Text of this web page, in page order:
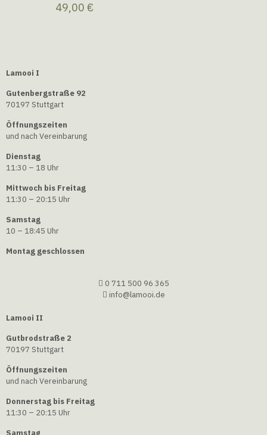
49,00 €
Lamooi I
Gutenbergstraße 92
70197 Stuttgart
Öffnungszeiten
und nach Vereinbarung
Dienstag
11:30 – 18 Uhr
Mittwoch bis Freitag
11:30 – 20:15 Uhr
Samstag
10 – 18:45 Uhr
Montag geschlossen
0 711 500 96 365
info@lamooi.de
Lamooi II
Gutbrodstraße 2
70197 Stuttgart
Öffnungszeiten
und nach Vereinbarung
Donnerstag bis Freitag
11:30 – 20:15 Uhr
Samstag